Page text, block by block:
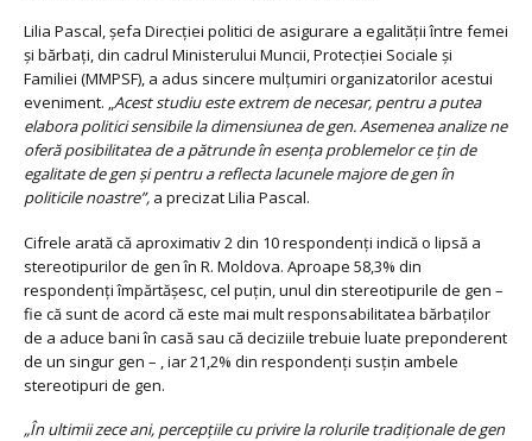
Lilia Pascal, șefa Direcţiei politici de asigurare a egalităţii între femei
și bărbați, din cadrul Ministerului Muncii, Protecției Sociale și
Familiei (MMPSF), a adus sincere mulțumiri organizatorilor acestui
eveniment. „Acest studiu este extrem de necesar, pentru a putea
elabora politici sensibile la dimensiunea de gen. Asemenea analize ne
oferă posibilitatea de a pătrunde în esența problemelor ce țin de
egalitate de gen și pentru a reflecta lacunele majore de gen în
politicile noastre”, a precizat Lilia Pascal.
Cifrele arată că aproximativ 2 din 10 respondenți indică o lipsă a
stereotipurilor de gen în R. Moldova. Aproape 58,3% din
respondenți împărtășesc, cel puțin, unul din stereotipurile de gen –
fie că sunt de acord că este mai mult responsabilitatea bărbaților
de a aduce bani în casă sau că deciziile trebuie luate preponderent
de un singur gen – , iar 21,2% din respondenți susţin ambele
stereotipuri de gen.
„În ultimii zece ani, percepțiile cu privire la rolurile tradiționale de gen